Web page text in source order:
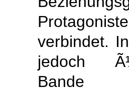
verbindet.
jedoch
Bande